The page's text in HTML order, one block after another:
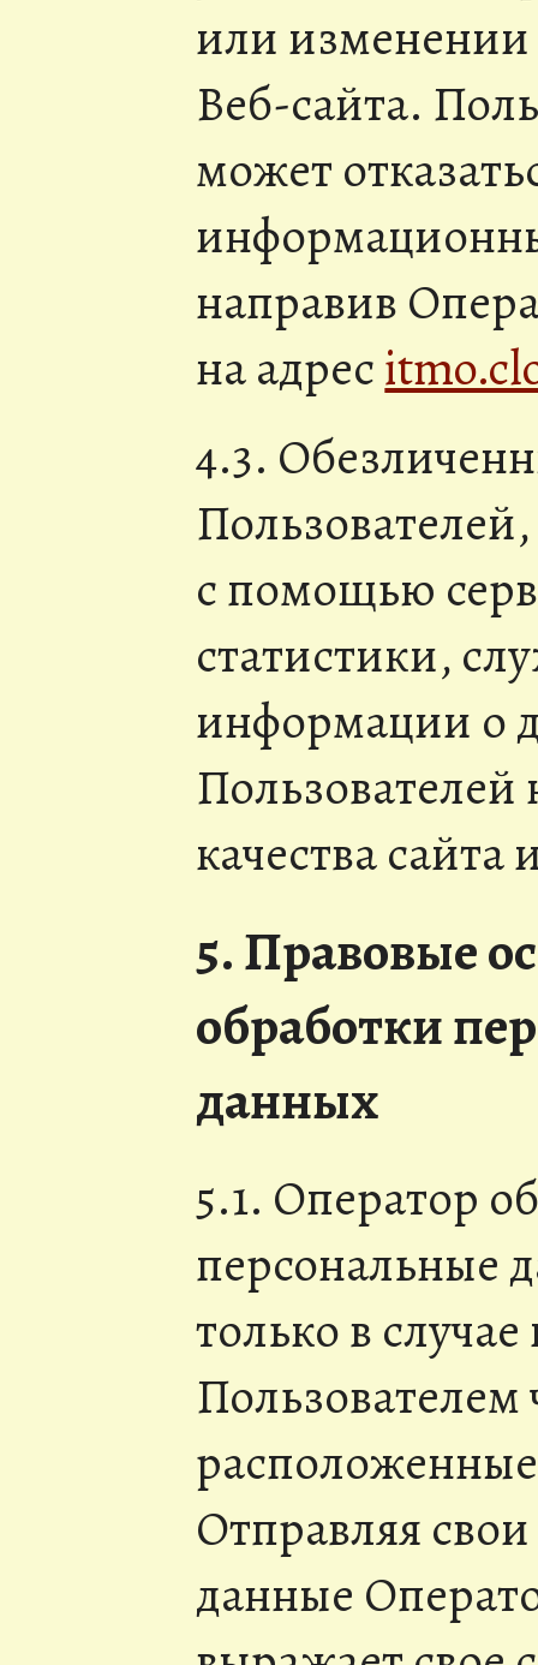
или
Веб-сайта.
может
направив
на адрес
4.3.
с помощью
статистики,
информации о
качества
5. Правовые
обработки
данных
5.1. Оператор
персональные
только в
Отправляя
данные